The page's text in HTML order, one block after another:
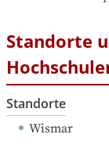
Standorte
Standorte
Wismar